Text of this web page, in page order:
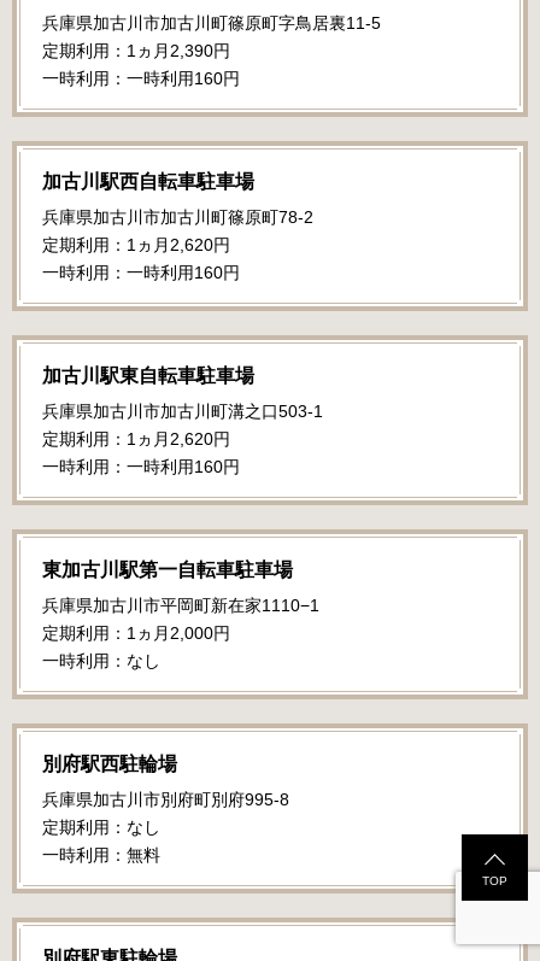
兵庫県加古川市加古川町篠原町字鳥居裏11-5
定期利用：1ヵ月2,390円
一時利用：一時利用160円
加古川駅西自転車駐車場
兵庫県加古川市加古川町篠原町78-2
定期利用：1ヵ月2,620円
一時利用：一時利用160円
加古川駅東自転車駐車場
兵庫県加古川市加古川町溝之口503-1
定期利用：1ヵ月2,620円
一時利用：一時利用160円
東加古川駅第一自転車駐車場
兵庫県加古川市平岡町新在家1110−1
定期利用：1ヵ月2,000円
一時利用：なし
別府駅西駐輪場
兵庫県加古川市別府町別府995-8
定期利用：なし
一時利用：無料
TOP